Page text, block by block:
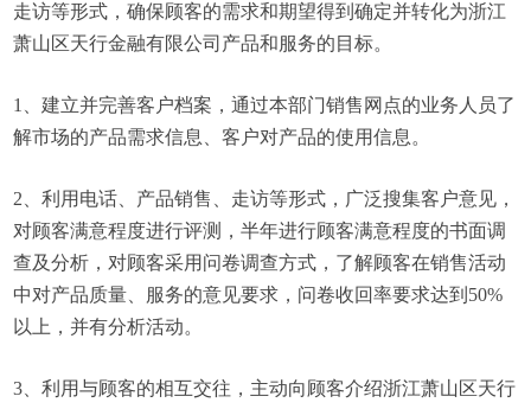
走访等形式，确保顾客的需求和期望得到确定并转化为浙江
萧山区天行金融有限公司产品和服务的目标。
1、建立并完善客户档案，通过本部门销售网点的业务人员了
解市场的产品需求信息、客户对产品的使用信息。
2、利用电话、产品销售、走访等形式，广泛搜集客户意见，
对顾客满意程度进行评测，半年进行顾客满意程度的书面调
查及分析，对顾客采用问卷调查方式，了解顾客在销售活动
中对产品质量、服务的意见要求，问卷收回率要求达到50%
以上，并有分析活动。
3、利用与顾客的相互交往，主动向顾客介绍浙江萧山区天行